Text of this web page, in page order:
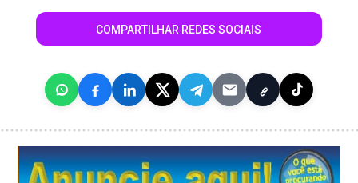
COMPARTILHAR REDES SOCIAIS